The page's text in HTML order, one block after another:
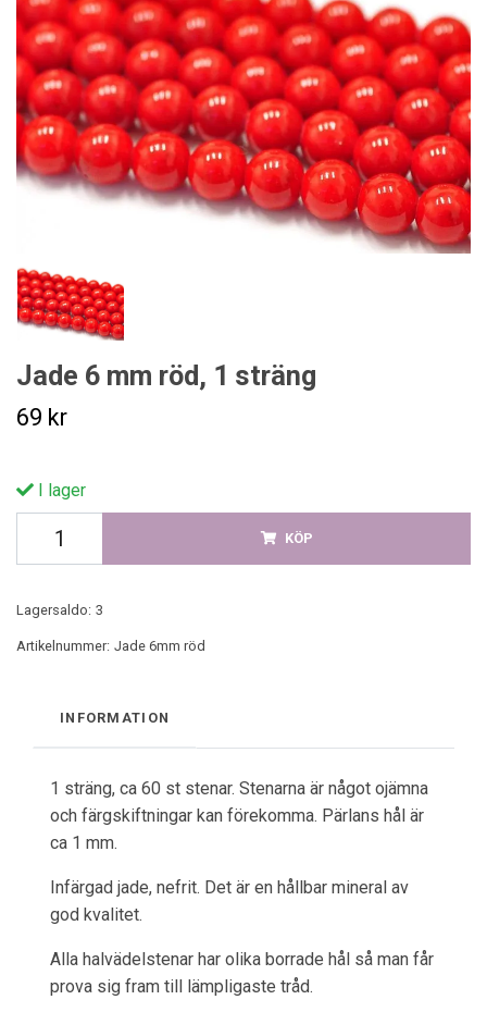
Jade 6 mm röd, 1 sträng
69 kr
I lager
KÖP
Lagersaldo: 3
Artikelnummer: Jade 6mm röd
INFORMATION
1 sträng, ca 60 st stenar. Stenarna är något ojämna
och färgskiftningar kan förekomma. Pärlans hål är
ca 1 mm.
Infärgad jade, nefrit. Det är en hållbar mineral av
god kvalitet.
Alla halvädelstenar har olika borrade hål så man får
prova sig fram till lämpligaste tråd.